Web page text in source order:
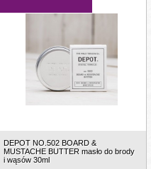
DEPOT NO.502 BOARD &
MUSTACHE BUTTER masło do brody
i wąsów 30ml